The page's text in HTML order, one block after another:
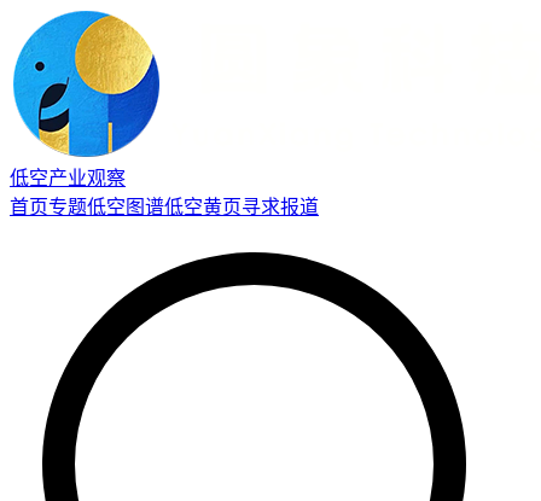
低空产业观察
首页专题低空图谱低空黄页寻求报道